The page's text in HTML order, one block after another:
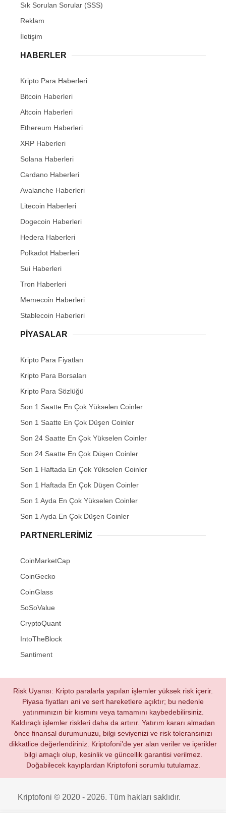
Sık Sorulan Sorular (SSS)
Reklam
İletişim
HABERLER
Kripto Para Haberleri
Bitcoin Haberleri
Altcoin Haberleri
Ethereum Haberleri
XRP Haberleri
Solana Haberleri
Cardano Haberleri
Avalanche Haberleri
Litecoin Haberleri
Dogecoin Haberleri
Hedera Haberleri
Polkadot Haberleri
Sui Haberleri
Tron Haberleri
Memecoin Haberleri
Stablecoin Haberleri
PIYASALAR
Kripto Para Fiyatları
Kripto Para Borsaları
Kripto Para Sözlüğü
Son 1 Saatte En Çok Yükselen Coinler
Son 1 Saatte En Çok Düşen Coinler
Son 24 Saatte En Çok Yükselen Coinler
Son 24 Saatte En Çok Düşen Coinler
Son 1 Haftada En Çok Yükselen Coinler
Son 1 Haftada En Çok Düşen Coinler
Son 1 Ayda En Çok Yükselen Coinler
Son 1 Ayda En Çok Düşen Coinler
PARTNERLERIMIZ
CoinMarketCap
CoinGecko
CoinGlass
SoSoValue
CryptoQuant
IntoTheBlock
Santiment
Risk Uyarısı: Kripto paralarla yapılan işlemler yüksek risk içerir.
Piyasa fiyatları ani ve sert hareketlere açıktır; bu nedenle
yatırımınızın bir kısmını veya tamamını kaybedebilirsiniz.
Kaldıraçlı işlemler riskleri daha da artırır. Yatırım kararı almadan
önce finansal durumunuzu, bilgi seviyenizi ve risk toleransınızı
dikkatlice değerlendiriniz. Kriptofoni’de yer alan veriler ve içerikler
bilgi amaçlı olup, kesinlik ve güncellik garantisi verilmez.
Doğabilecek kayıplardan Kriptofoni sorumlu tutulamaz.
Kriptofoni © 2020 - 2026. Tüm hakları saklıdır.